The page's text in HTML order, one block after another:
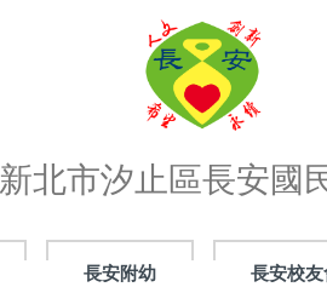
新北市汐止區長安國
長安附幼 長安校友